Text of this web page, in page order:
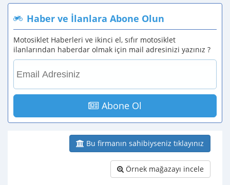
Haber ve İlanlara Abone Olun
Motosiklet Haberleri ve ikinci el, sıfır motosiklet
ilanlarından haberdar olmak için mail adresinizi yazınız ?
Abone Ol
Bu firmanın sahibiyseniz tıklayınız
Örnek mağazayı incele